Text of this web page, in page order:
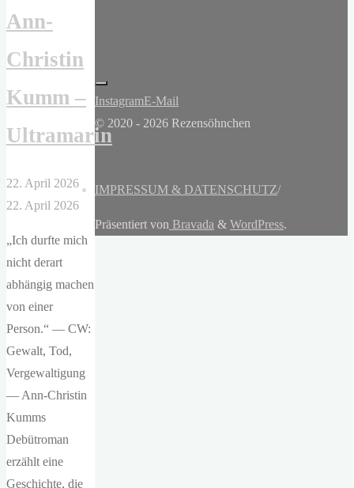
Ann-
Christin
Kumm –
Ultramarin
22. April 2026
22. April 2026
„Ich durfte mich
nicht derart
abhängig machen
von einer
Person.“ — CW:
Gewalt, Tod,
Vergewaltigung
— Ann-Christin
Kumms
Debütroman
erzählt eine
Geschichte, die
InstagramE-Mail
© 2020 - 2026 Rezensöhnchen
IMPRESSUM & DATENSCHUTZ/
Präsentiert von Bravada & WordPress.